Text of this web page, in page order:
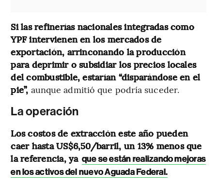
Si las refinerías nacionales integradas como
YPF intervienen en los mercados de
exportación, arrinconando la producción
para deprimir o subsidiar los precios locales
del combustible, estarían “disparándose en el
pie”, aunque admitió que podría suceder.
La operación
Los costos de extracción este año pueden
caer hasta US$6,50/barril, un 13% menos que
la referencia, ya que se están realizando mejoras
en los activos del nuevo Aguada Federal.